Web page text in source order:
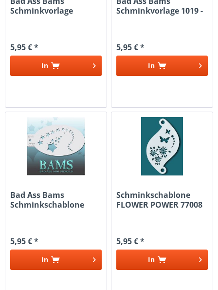
Schminkvorlage
5,95 € *
In
Schminkvorlage 1019 -
5,95 € *
In
Bad Ass Bams
Schminkschablone
5,95 € *
In
Schminkschablone
FLOWER POWER 77008
5,95 € *
In